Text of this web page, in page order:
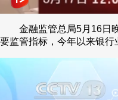
金融监管总局5月16日
要监管指标，今年以来银行